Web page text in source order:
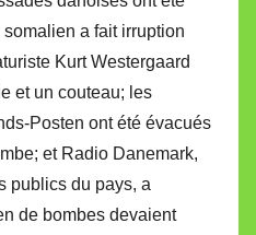
a fait irruption
Kurt Westergaard
et un couteau; les
Posten ont été évacués
et Radio Danemark,
publics du pays, a
de bombes devaient